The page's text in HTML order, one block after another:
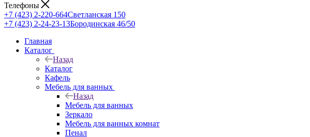
Телефоны
+7 (423) 2-220-664Светланская 150
+7 (423) 2-24-23-13Бородинская 46/50
Главная
Каталог
Назад
Каталог
Кафель
Мебель для ванных
Назад
Мебель для ванных
Зеркало
Мебель для ванных комнат
Пенал